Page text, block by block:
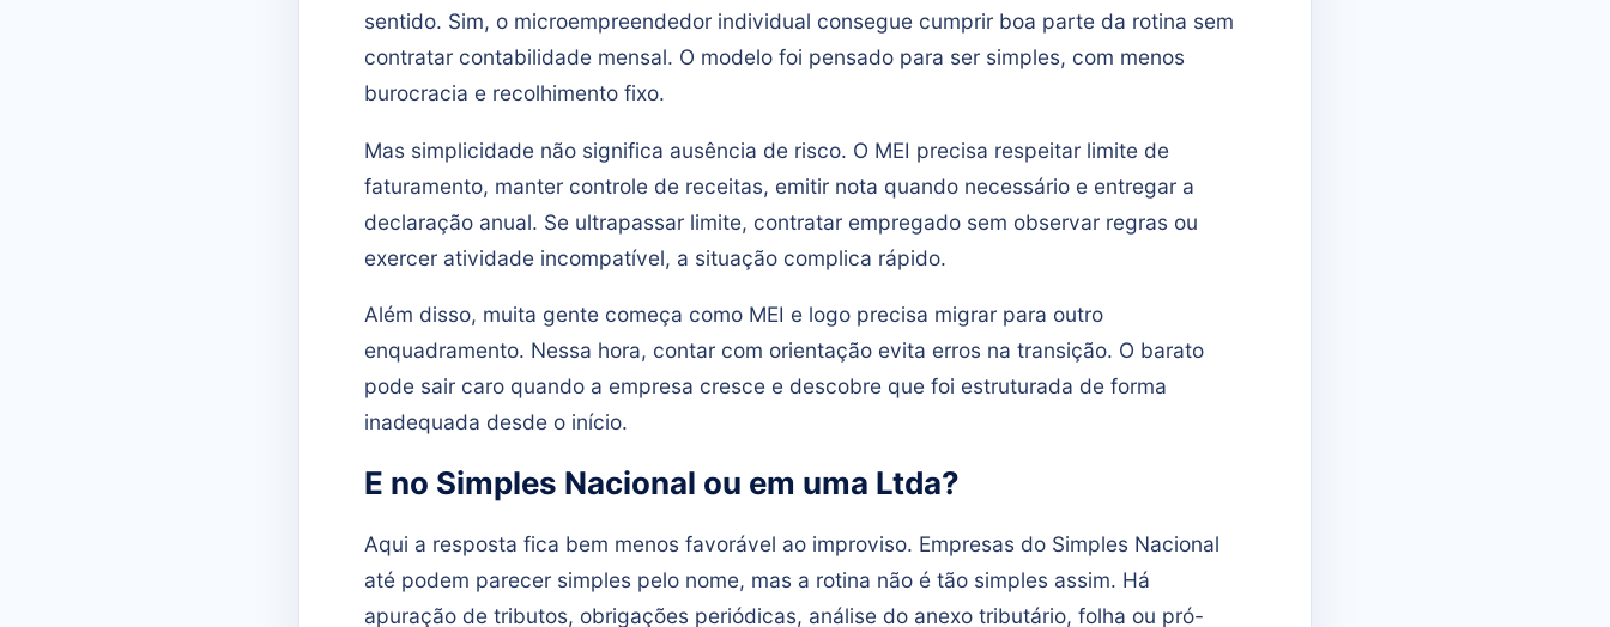
sentido. Sim, o microempreendedor individual consegue cumprir boa parte da rotina sem
contratar contabilidade mensal. O modelo foi pensado para ser simples, com menos
burocracia e recolhimento fixo.
Mas simplicidade não significa ausência de risco. O MEI precisa respeitar limite de
faturamento, manter controle de receitas, emitir nota quando necessário e entregar a
declaração anual. Se ultrapassar limite, contratar empregado sem observar regras ou
exercer atividade incompatível, a situação complica rápido.
Além disso, muita gente começa como MEI e logo precisa migrar para outro
enquadramento. Nessa hora, contar com orientação evita erros na transição. O barato
pode sair caro quando a empresa cresce e descobre que foi estruturada de forma
inadequada desde o início.
E no Simples Nacional ou em uma Ltda?
Aqui a resposta fica bem menos favorável ao improviso. Empresas do Simples Nacional
até podem parecer simples pelo nome, mas a rotina não é tão simples assim. Há
apuração de tributos, obrigações periódicas, análise do anexo tributário, folha ou pró-